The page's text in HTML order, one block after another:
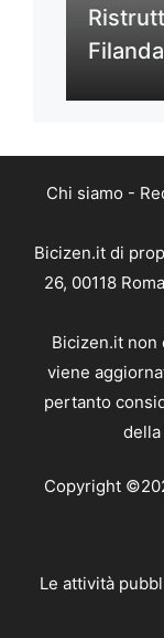
Chi siamo -
Bicizen.it di
26, 00118
Bicizen.it non
viene
pertanto
della
Copyright
Le attività